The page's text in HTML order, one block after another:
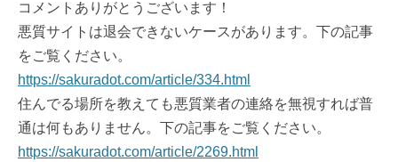
コメントありがとうございます！
悪質サイトは退会できないケースがあります。下の記事
をご覧ください。
https://sakuradot.com/article/334.html
住んでる場所を教えても悪質業者の連絡を無視すれば普
通は何もありません。下の記事をご覧ください。
https://sakuradot.com/article/2269.html